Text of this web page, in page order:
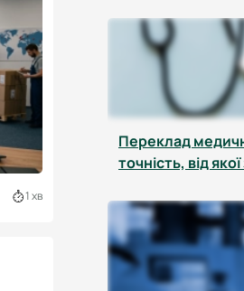
1 хв
Переклад
точність, від